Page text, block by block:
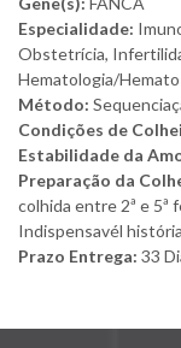
Especialidade:
Obstetrícia,
Hematologia/
Método:
Condições de
Estabilidade da
Preparação da
colhida entre 2ª e 5ª
Indispensavél
Prazo Entrega: 33